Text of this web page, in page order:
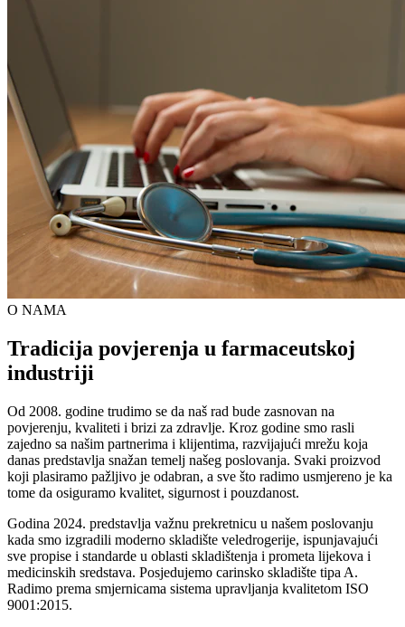
O NAMA
Tradicija povjerenja u farmaceutskoj
industriji
Od 2008. godine trudimo se da naš rad bude zasnovan na
povjerenju, kvaliteti i brizi za zdravlje. Kroz godine smo rasli
zajedno sa našim partnerima i klijentima, razvijajući mrežu koja
danas predstavlja snažan temelj našeg poslovanja. Svaki proizvod
koji plasiramo pažljivo je odabran, a sve što radimo usmjereno je ka
tome da osiguramo kvalitet, sigurnost i pouzdanost.
Godina 2024. predstavlja važnu prekretnicu u našem poslovanju
kada smo izgradili moderno skladište veledrogerije, ispunjavajući
sve propise i standarde u oblasti skladištenja i prometa lijekova i
medicinskih sredstava. Posjedujemo carinsko skladište tipa A.
Radimo prema smjernicama sistema upravljanja kvalitetom ISO
9001:2015.